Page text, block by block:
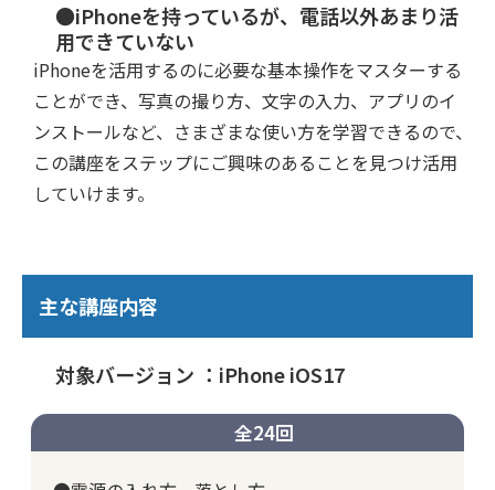
●iPhoneを持っているが、電話以外あまり活
用できていない
iPhoneを活用するのに必要な基本操作をマスターする
ことができ、写真の撮り方、文字の入力、アプリのイ
ンストールなど、さまざまな使い方を学習できるので、
この講座をステップにご興味のあることを見つけ活用
していけます。
主な講座内容
対象バージョン ：iPhone iOS17
全24回